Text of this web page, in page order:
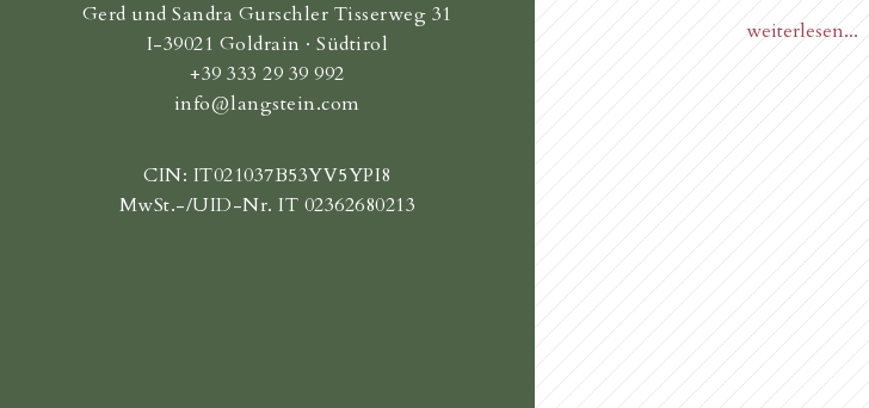
Gerd und Sandra Gurschler Tisserweg 31
I-39021 Goldrain · Südtirol
+39 333 29 39 992
info@langstein.com
CIN: IT021037B53YV5YPI8
MwSt.-/UID-Nr. IT 02362680213
weiterlesen...